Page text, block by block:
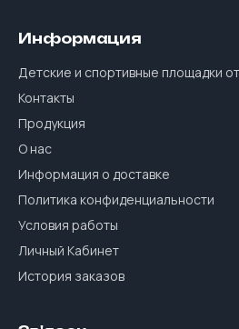
Информация
Детские и спортивные площадки
Контакты
Продукция
О нас
Информация о доставке
Политика конфиденциальности
Условия работы
Личный Кабинет
История заказов